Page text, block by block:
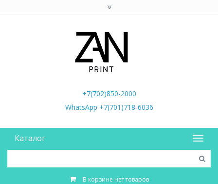
+7(702)850-2000
WhatsApp +7(701)718-6036
Каталог
В корзине нет товаров